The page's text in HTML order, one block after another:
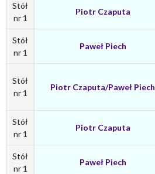
Stół
nr 1
Piotr Czaputa
Stół
nr 1
Paweł Piech
Stół
nr 1
Piotr Czaputa/Paweł Piech
Stół
nr 1
Piotr Czaputa
Stół
nr 1
Paweł Piech